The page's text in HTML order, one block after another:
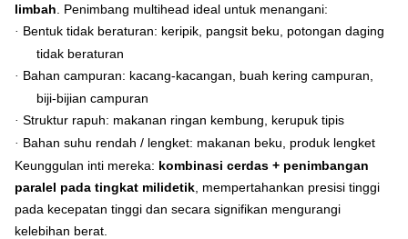
limbah . Penimbang multihead ideal untuk menangani:
· Bentuk tidak beraturan: keripik, pangsit beku, potongan daging
tidak beraturan
· Bahan campuran: kacang-kacangan, buah kering campuran,
biji-bijian campuran
· Struktur rapuh: makanan ringan kembung, kerupuk tipis
· Bahan suhu rendah / lengket: makanan beku, produk lengket
Keunggulan inti mereka: kombinasi cerdas + penimbangan
paralel pada tingkat milidetik , mempertahankan presisi tinggi
pada kecepatan tinggi dan secara signifikan mengurangi
kelebihan berat.